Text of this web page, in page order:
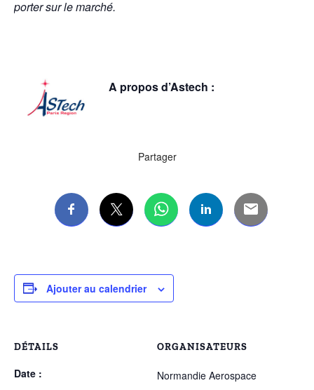
porter sur le marché.
A propos d’Astech :
Partager
Ajouter au calendrier
DÉTAILS
Date :
ORGANISATEURS
Normandie Aerospace